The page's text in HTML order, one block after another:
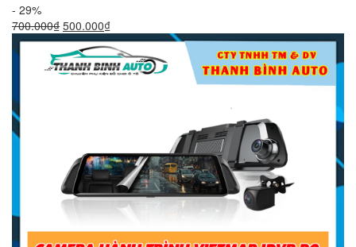
- 29%
700.000₫ Giá
gốc
là:
700.000₫.
500.000₫Giá
hiện
tại
là: